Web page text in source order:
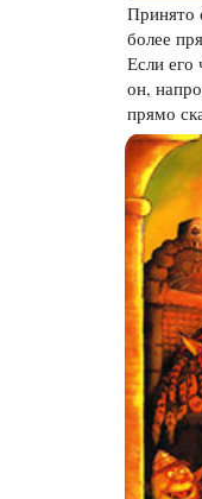
Принято
более
Если его
он,
прямо